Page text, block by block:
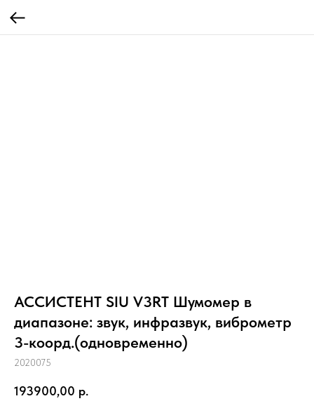
АССИСТЕНТ SIU V3RT Шумомер в
диапазоне: звук, инфразвук, виброметр
3-коорд.(одновременно)
2020075
193900,00 р.